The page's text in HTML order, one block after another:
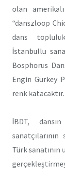
olan
“danszloop
dans
İstanbullu
Bosphorus
Engin Gürkey
renk katacaktır.
İBDT,
Türk